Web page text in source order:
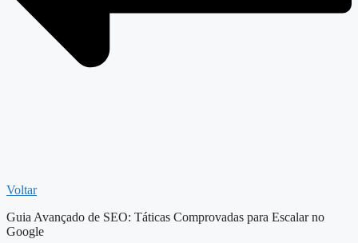
Voltar
Guia Avançado de SEO: Táticas Comprovadas para Escalar no
Google